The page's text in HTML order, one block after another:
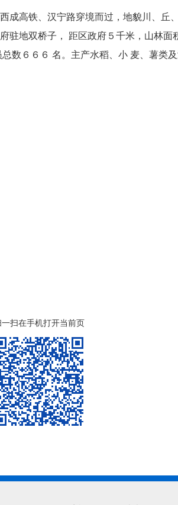
成高铁、汉宁路穿境而过，地貌川、丘
驻地双桥子， 距区政府５千米，山林
数６６６ 名。主产水稻、小 麦、薯类
扫在手机打开当前页